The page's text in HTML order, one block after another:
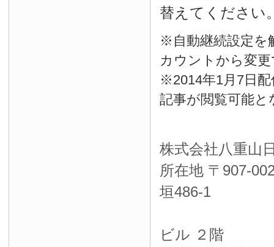
替えてください
※自動継続設定を
カウントから変
※2014年1月7日
記事が閲覧可能
株式会社八重山
所在地 〒 907-
垣486-1
ビル ２階